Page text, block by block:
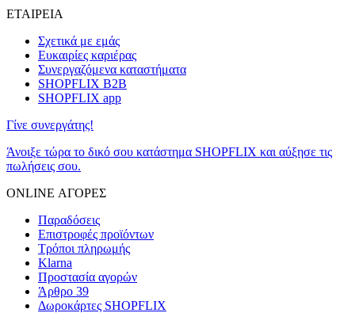
ΕΤΑΙΡΕΙΑ
Σχετικά με εμάς
Ευκαιρίες καριέρας
Συνεργαζόμενα καταστήματα
SHOPFLIX B2B
SHOPFLIX app
Γίνε συνεργάτης!
Άνοιξε τώρα το δικό σου κατάστημα SHOPFLIX και αύξησε τις
πωλήσεις σου.
ONLINE ΑΓΟΡΕΣ
Παραδόσεις
Επιστροφές προϊόντων
Τρόποι πληρωμής
Klarna
Προστασία αγορών
Άρθρο 39
Δωροκάρτες SHOPFLIX